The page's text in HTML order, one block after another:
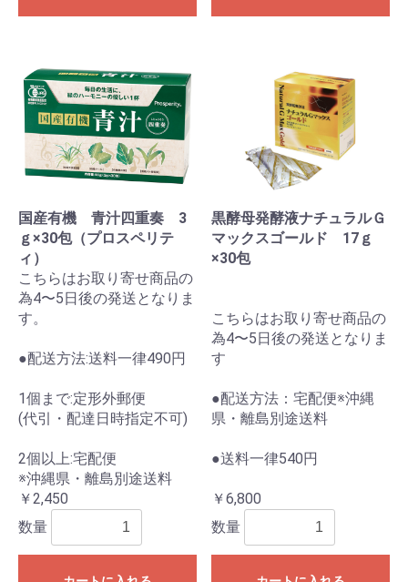
国産有機 青汁四重奏 3
ｇ×30包（プロスペリテ
ィ）
こちらはお取り寄せ商品の
為4〜5日後の発送となりま
す。
●配送方法:送料一律490円
1個まで:定形外郵便
(代引・配達日時指定不可)
2個以上:宅配便
※沖縄県・離島別途送料
￥2,450
数量
黒酵母発酵液ナチュラルＧ
マックスゴールド 17ｇ
×30包
こちらはお取り寄せ商品の
為4〜5日後の発送となりま
す
●配送方法：宅配便※沖縄
県・離島別途送料
●送料一律540円
￥6,800
数量